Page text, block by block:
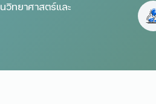
ทยาศาสตร์และ